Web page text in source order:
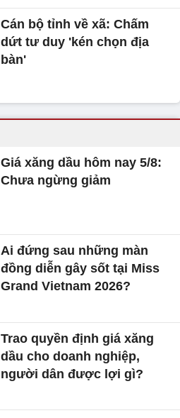
Cán bộ tỉnh về xã: Chấm
dứt tư duy 'kén chọn địa
bàn'
Giá xăng dầu hôm nay 5/8:
Chưa ngừng giảm
Ai đứng sau những màn
đồng diễn gây sốt tại Miss
Grand Vietnam 2026?
Trao quyền định giá xăng
dầu cho doanh nghiệp,
người dân được lợi gì?